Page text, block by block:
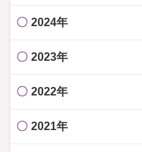
2024年
2023年
2022年
2021年